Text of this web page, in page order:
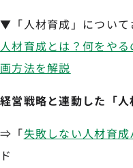
▼「人材育成」について
人材育成とは？何をや
画方法を解説
経営戦略と連動した「
⇒「失敗しない人材育成
ド